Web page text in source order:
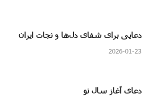
دعایی برای شفای دل‌ها و نجات ایران
2026-01-23
دعای آغاز سال نو